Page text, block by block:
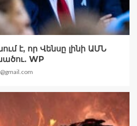
է, որ Վենսը լինի ԱՄՆ
WP